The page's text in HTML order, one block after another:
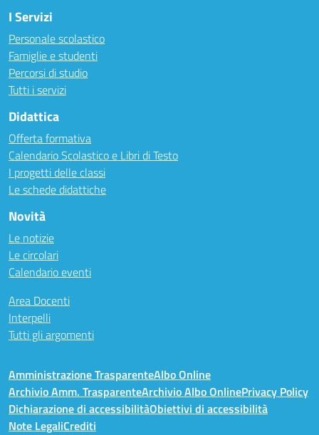
I Servizi
Personale scolastico
Famiglie e studenti
Percorsi di studio
Tutti i servizi
Didattica
Offerta formativa
Calendario Scolastico e Libri di Testo
I progetti delle classi
Le schede didattiche
Novità
Le notizie
Le circolari
Calendario eventi
Area Docenti
Interpelli
Tutti gli argomenti
Amministrazione TrasparenteAlbo Online
Archivio Amm. TrasparenteArchivio Albo OnlinePrivacy Policy
Dichiarazione di accessibilitàObiettivi di accessibilità
Note LegaliCrediti